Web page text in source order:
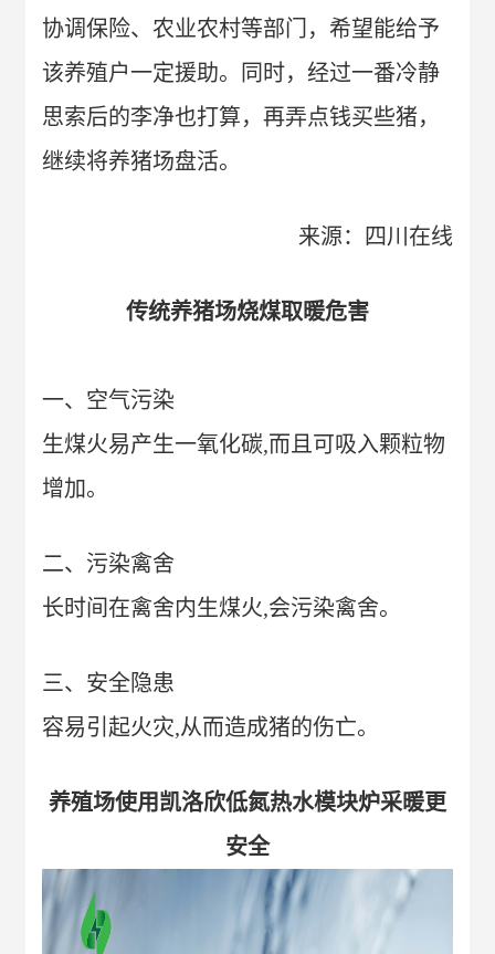
协调保险、农业农村等部门，希望能给予
该养殖户一定援助。同时，经过一番冷静
思索后的李净也打算，再弄点钱买些猪，
继续将养猪场盘活。
来源：四川在线
传统养猪场烧煤取暖危害
一、 空气污染
生煤火易产生一氧化碳,而且可吸入颗粒物
增加。
二、 污染禽舍
长时间在禽舍内生煤火,会污染禽舍。
三、 安全隐患
容易引起火灾,从而造成猪的伤亡。
养殖场使用凯洛欣低氮热水模块炉采暖更
安全